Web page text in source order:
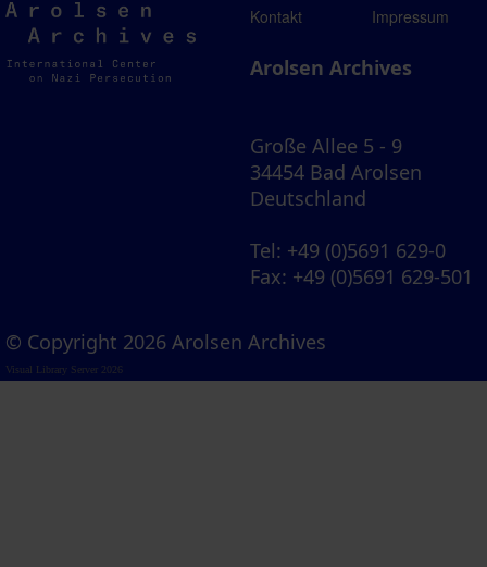
Arolsen
Archives
Kontakt Impressum
Arolsen Archives
Große Allee 5 - 9
34454 Bad Arolsen
Deutschland
Tel: +49 (0)5691 629-0
Fax: +49 (0)5691 629-501
© Copyright 2026 Arolsen Archives
Visual Library Server 2026